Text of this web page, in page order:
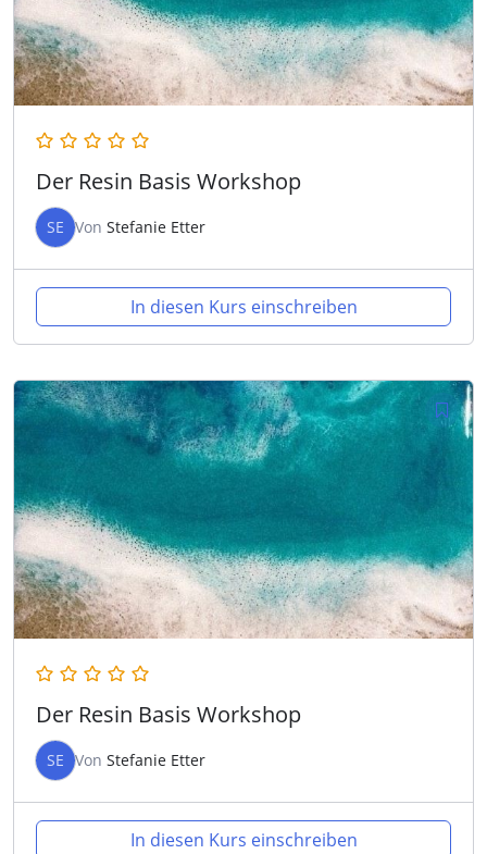
Der Resin Basis Workshop
SE Von Stefanie Etter
In diesen Kurs einschreiben
Der Resin Basis Workshop
SE Von Stefanie Etter
In diesen Kurs einschreiben